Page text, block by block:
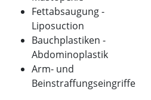
Fettabsaugung -
Liposuction
Bauchplastiken -
Abdominoplastik
Arm- und
Beinstraffungseingriffe